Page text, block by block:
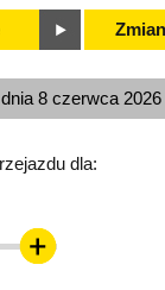
8 czerwca
dla: